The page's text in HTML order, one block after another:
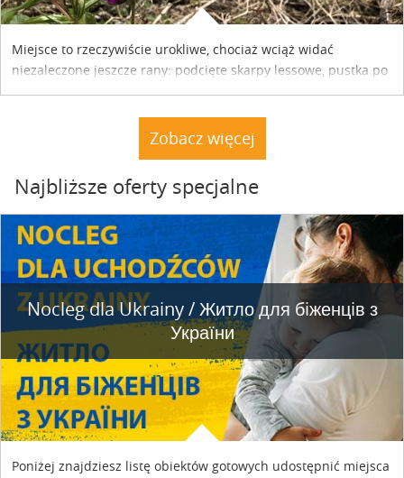
Miejsce to rzeczywiście urokliwe, chociaż wciąż widać
niezaleczone jeszcze rany: podcięte skarpy lessowe, pustka po
dacze. Nie stoją. A natura powoli dochodzi do siebie.
Zobacz więcej
Najbliższe oferty specjalne
Nocleg dla Ukrainy / Житло для бiженцiв з
України
Poniżej znajdziesz listę obiektów gotowych udostępnić miejsca